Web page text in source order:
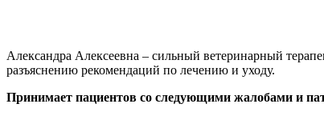
Александра Алексеевна – сильный ветеринарный
разъяснению рекомендаций по лечению и уходу.
Принимает пациентов со следующими жалобами и